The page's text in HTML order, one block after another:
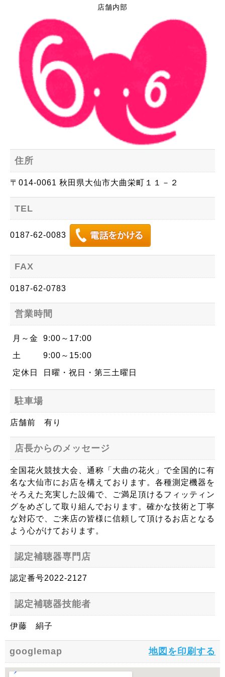
店舗内部
住所
〒014-0061 秋田県大仙市大曲栄町１１－２
TEL
0187-62-0083
FAX
0187-62-0783
営業時間
月～金
9:00～17:00
土
9:00～15:00
定休日
日曜・祝日・第三土曜日
駐車場
店舗前 有り
店長からのメッセージ
全国花火競技大会、通称「大曲の花火」で全国的に有
名な大仙市にお店を構えております。各種測定機器を
そろえた充実した設備で、ご満足頂けるフィッティン
グをめざして取り組んでおります。確かな技術と丁寧
な対応で、ご来店の皆様に信頼して頂けるお店となる
よう心がけております。
認定補聴器専門店
認定番号2022-2127
認定補聴器技能者
伊藤 絹子
googlemap 地図を印刷する